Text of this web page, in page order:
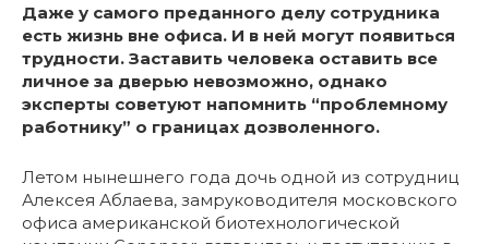
Даже у самого преданного делу сотрудника
есть жизнь вне офиса. И в ней могут появиться
трудности. Заставить человека оставить все
личное за дверью невозможно, однако
эксперты советуют напомнить “проблемному
работнику” о границах дозволенного.
Летом нынешнего года дочь одной из сотрудниц
Алексея Аблаева, замруководителя московского
офиса американской биотехнологической